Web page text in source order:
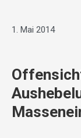
1. Mai 2014